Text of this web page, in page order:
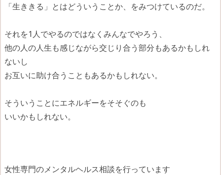
「生ききる」とはどういうことか、をみつけているのだ。
それを1人でやるのではなくみんなでやろう、
他の人の人生も感じながら交じり合う部分もあるかもしれ
ないし
お互いに助け合うこともあるかもしれない。
そういうことにエネルギーをそそぐのも
いいかもしれない。
女性専門のメンタルヘルス相談を行っています